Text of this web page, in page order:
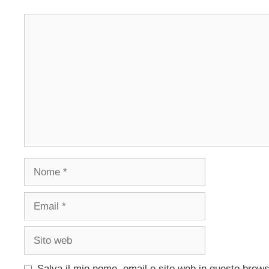
Nome
Email
Sito